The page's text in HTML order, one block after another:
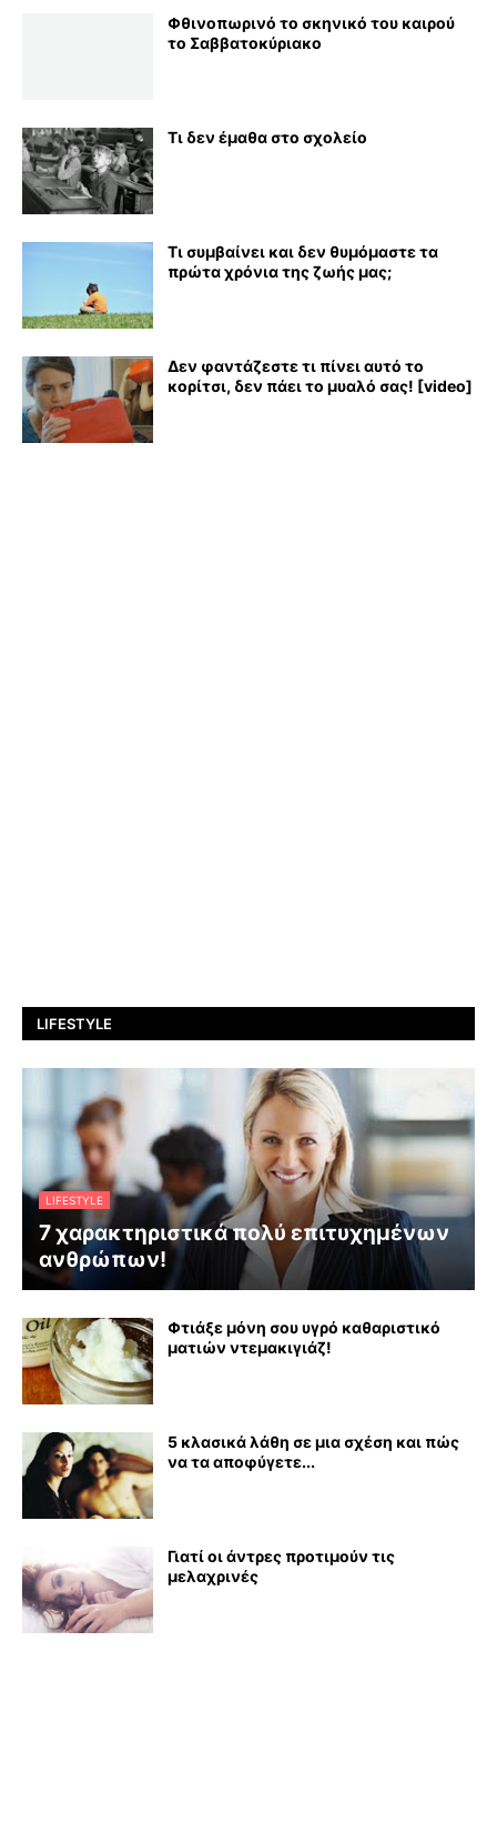
Φθινοπωρινό το σκηνικό του καιρού
το Σαββατοκύριακο
Τι δεν έμαθα στο σχολείο
Τι συμβαίνει και δεν θυμόμαστε τα
πρώτα χρόνια της ζωής μας;
Δεν φαντάζεστε τι πίνει αυτό το
κορίτσι, δεν πάει το μυαλό σας! [video]
LIFESTYLE
LIFESTYLE
7 χαρακτηριστικά πολύ επιτυχημένων
ανθρώπων!
Φτιάξε μόνη σου υγρό καθαριστικό
ματιών ντεμακιγιάζ!
5 κλασικά λάθη σε μια σχέση και πώς
να τα αποφύγετε...
Γιατί οι άντρες προτιμούν τις
μελαχρινές